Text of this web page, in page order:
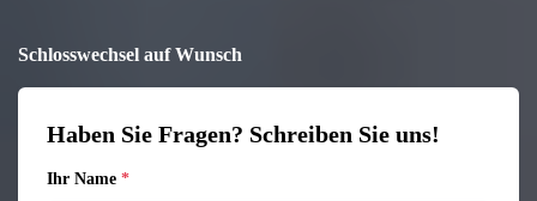
Schlosswechsel auf Wunsch
Haben Sie Fragen? Schreiben Sie uns!
Ihr Name